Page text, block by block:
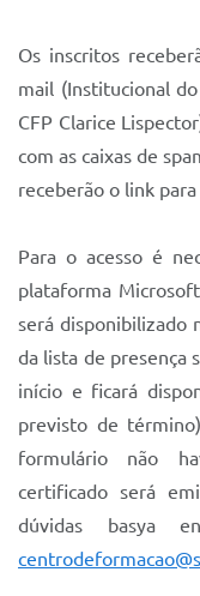
Os inscritos
mail (Institucional
CFP Clarice
com as caixas de
receberão o link
Para o acesso é
plataforma
será disponibilizado
da lista de presença
início e ficará
previsto de
formulário não
certificado será
dúvidas basya